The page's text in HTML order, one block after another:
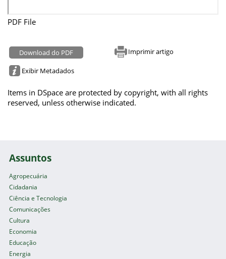
PDF File
Download do PDF Imprimir artigo
Exibir Metadados
Items in DSpace are protected by copyright, with all rights
reserved, unless otherwise indicated.
Assuntos
Agropecuária
Cidadania
Ciência e Tecnologia
Comunicações
Cultura
Economia
Educação
Energia